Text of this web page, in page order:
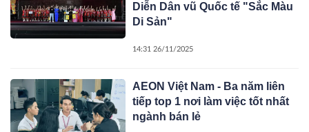
Diễn Dân vũ Quốc tế "Sắc Màu
Di Sản"
14:31 26/11/2025
AEON Việt Nam - Ba năm liên
tiếp top 1 nơi làm việc tốt nhất
ngành bán lẻ